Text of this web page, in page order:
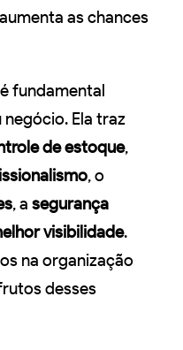
as chances
fundamental
Ela traz
de estoque,
, o
, a segurança
visibilidade.
na organização
desses